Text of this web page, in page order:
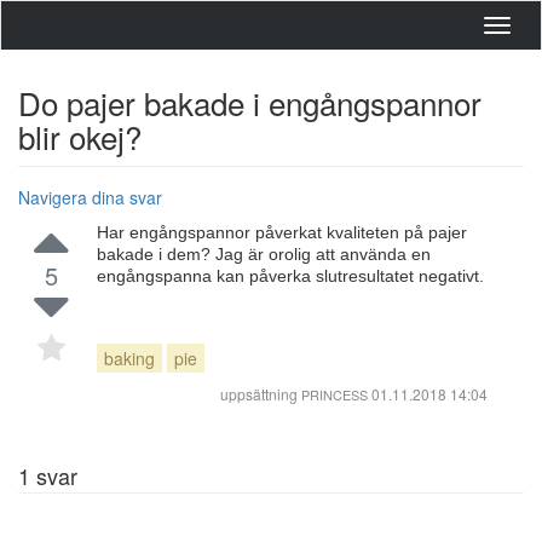
Do pajer bakade i engångspannor
blir okej?
Navigera dina svar
5
Har engångspannor påverkat kvaliteten på pajer
bakade i dem? Jag är orolig att använda en
engångspanna kan påverka slutresultatet negativt.
baking pie
uppsättning PRINCESS01.11.2018 14:04
1 svar